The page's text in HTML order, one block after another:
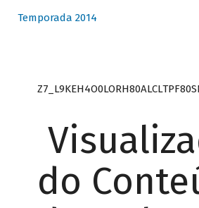
Temporada 2014
do